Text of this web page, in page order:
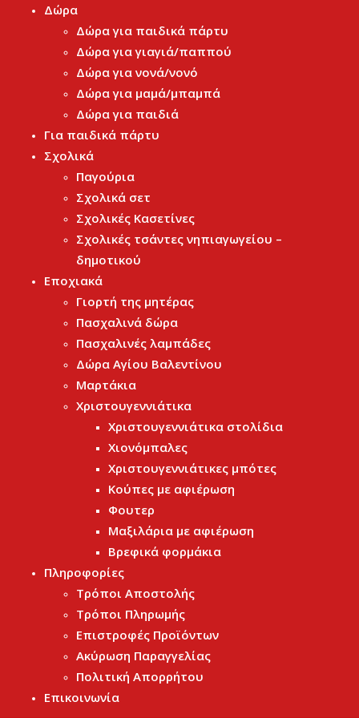
Δώρα
Δώρα για παιδικά πάρτυ
Δώρα για γιαγιά/παππού
Δώρα για νονά/νονό
Δώρα για μαμά/μπαμπά
Δώρα για παιδιά
Για παιδικά πάρτυ
Σχολικά
Παγούρια
Σχολικά σετ
Σχολικές Κασετίνες
Σχολικές τσάντες νηπιαγωγείου –
δημοτικού
Εποχιακά
Γιορτή της μητέρας
Πασχαλινά δώρα
Πασχαλινές λαμπάδες
Δώρα Αγίου Βαλεντίνου
Μαρτάκια
Χριστουγεννιάτικα
Χριστουγεννιάτικα στολίδια
Χιονόμπαλες
Χριστουγεννιάτικες μπότες
Κούπες με αφιέρωση
Φουτερ
Μαξιλάρια με αφιέρωση
Βρεφικά φορμάκια
Πληροφορίες
Τρόποι Αποστολής
Τρόποι Πληρωμής
Επιστροφές Προϊόντων
Ακύρωση Παραγγελίας
Πολιτική Απορρήτου
Επικοινωνία